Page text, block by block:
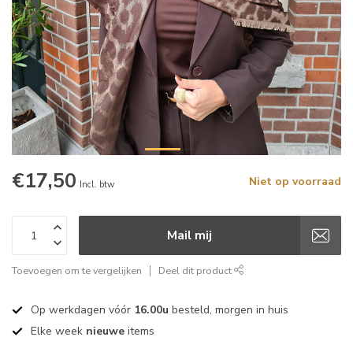
€17,50 Incl. btw Niet op voorraad
Mail mij
Toevoegen om te vergelijken Deel dit product
Op werkdagen vóór 16.00u besteld, morgen in huis
Elke week nieuwe items